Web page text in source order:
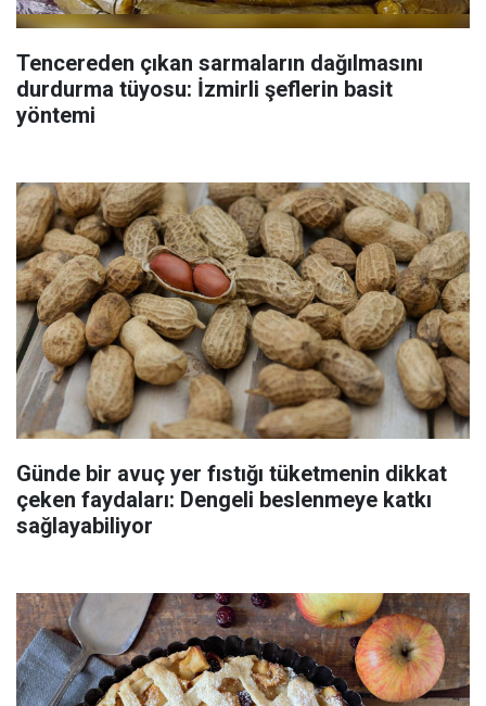
Tencereden çıkan sarmaların dağılmasını
durdurma tüyosu: İzmirli şeflerin basit
yöntemi
Günde bir avuç yer fıstığı tüketmenin dikkat
çeken faydaları: Dengeli beslenmeye katkı
sağlayabiliyor